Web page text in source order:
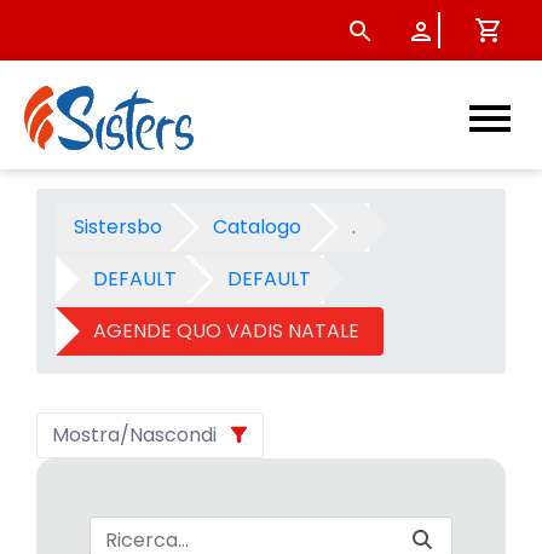
AGENDE QUO VADIS
Sistersbo Catalogo
.
DEFAULT
DEFAULT
AGENDE QUO VADIS NATALE
Mostra/Nascondi
Barra di ricerca